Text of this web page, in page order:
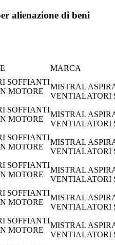
alienazione di beni
MARCA
SOFFIANTI
MOTORE
MISTRAL
VENTIALATORI
SOFFIANTI
MOTORE
MISTRAL
VENTIALATORI
SOFFIANTI
MOTORE
MISTRAL
VENTIALATORI
SOFFIANTI
MOTORE
MISTRAL
VENTIALATORI
SOFFIANTI
MOTORE
MISTRAL
VENTIALATORI
SOFFIANTI
MOTORE
MISTRAL
VENTIALATORI